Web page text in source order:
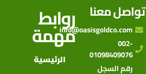
تواصل معنا
info@oasisgoldco.com
002-
01098409076
رقم السجل
روابط
مهمة
الرئيسية